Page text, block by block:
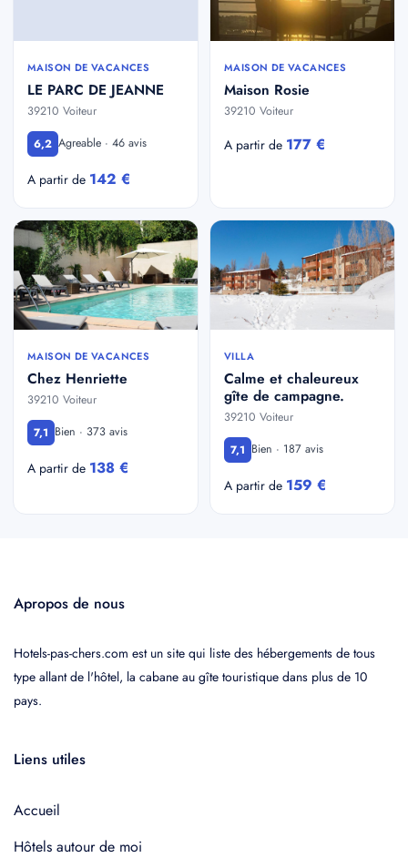
MAISON DE VACANCES
LE PARC DE JEANNE
39210 Voiteur
6,2 Agreable · 46 avis
A partir de 142 €
MAISON DE VACANCES
Maison Rosie
39210 Voiteur
A partir de 177 €
MAISON DE VACANCES
Chez Henriette
39210 Voiteur
7,1 Bien · 373 avis
A partir de 138 €
VILLA
Calme et chaleureux
gîte de campagne.
39210 Voiteur
7,1 Bien · 187 avis
A partir de 159 €
Apropos de nous
Hotels-pas-chers.com est un site qui liste des hébergements de tous
type allant de l'hôtel, la cabane au gîte touristique dans plus de 10
pays.
Liens utiles
Accueil
Hôtels autour de moi